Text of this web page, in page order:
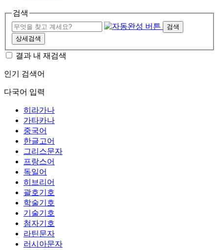
검색
검색
상세검색
결과 내 재검색
인기 검색어
다국어 입력
히라가나
가타카나
중국어
한글고어
그리스문자
프랑스어
독일어
히브리어
괄호기호
학술기호
기술기호
첨자기호
라틴문자
러시아문자